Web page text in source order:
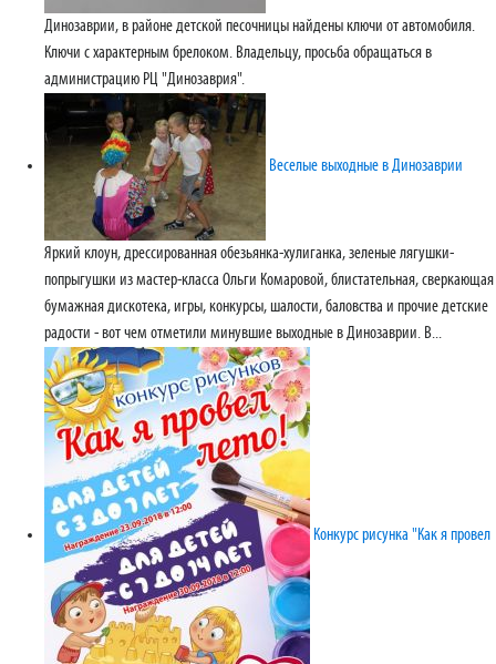
Динозаврии, в районе детской песочницы найдены ключи от автомобиля.
Ключи с характерным брелоком. Владельцу, просьба обращаться в
администрацию РЦ "Динозаврия".
Веселые выходные в Динозаврии
Яркий клоун, дрессированная обезьянка-хулиганка, зеленые лягушки-
попрыгушки из мастер-класса Ольги Комаровой, блистательная, сверкающая
бумажная дискотека, игры, конкурсы, шалости, баловства и прочие детские
радости - вот чем отметили минувшие выходные в Динозаврии. В...
Конкурс рисунка "Как я провел